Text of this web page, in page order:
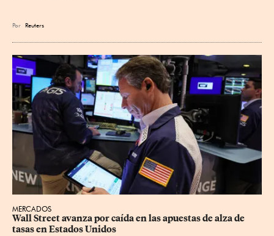
Por Reuters
MERCADOS
Wall Street avanza por caída en las apuestas de alza de
tasas en Estados Unidos